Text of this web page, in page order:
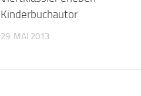
Kinderbuchautor
29. MAI 2013